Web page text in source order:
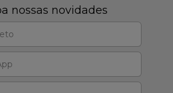
nossas novidades